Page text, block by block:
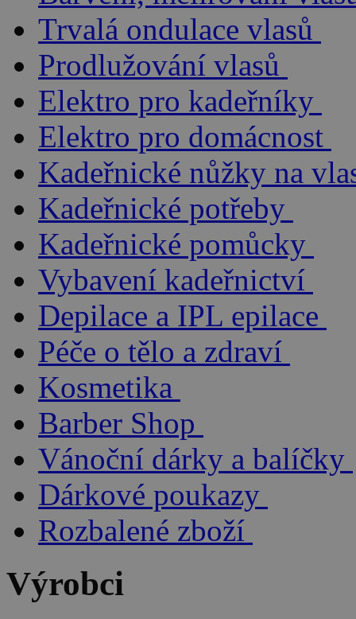
Trvalá ondulace vlasů
Prodlužování vlasů
Elektro pro kadeřníky
Elektro pro domácnost
Kadeřnické nůžky na
Kadeřnické potřeby
Kadeřnické pomůcky
Vybavení kadeřnictví
Depilace a IPL epilace
Péče o tělo a zdraví
Kosmetika
Barber Shop
Vánoční dárky a balíčky
Dárkové poukazy
Rozbalené zboží
Výrobci